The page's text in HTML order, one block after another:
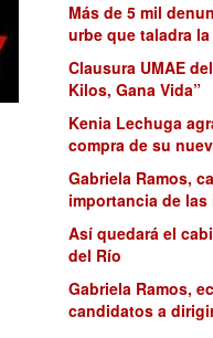
Más de 5 mil
urbe que taladra
Clausura UMAE
Kilos, Gana Vida”
Kenia Lechuga
compra de su
Gabriela Ramos,
importancia de
Así quedará el
del Río
Gabriela Ramos,
candidatos a